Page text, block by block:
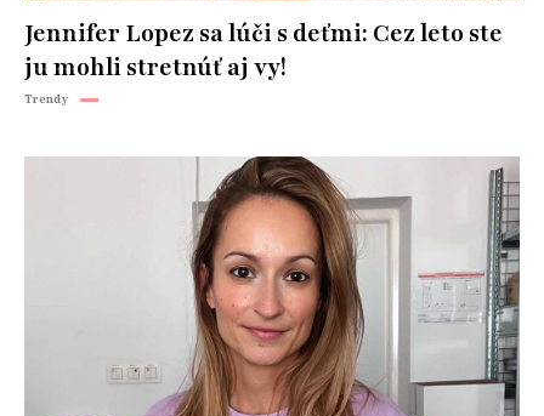
Jennifer Lopez sa lúči s deťmi: Cez leto ste
ju mohli stretnúť aj vy!
Trendy